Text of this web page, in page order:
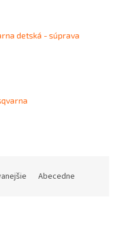
detská - súprava
Abecedne